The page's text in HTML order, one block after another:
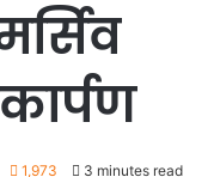
1,973 3 minutes read